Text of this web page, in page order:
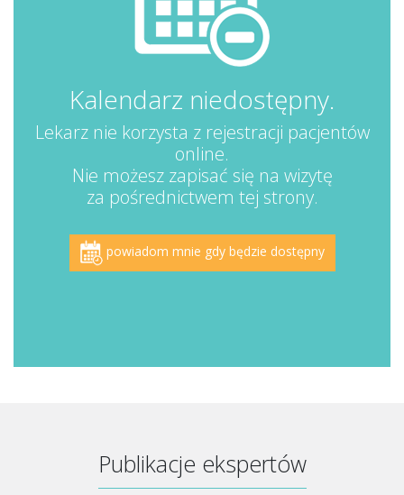
Kalendarz niedostępny.
Lekarz nie korzysta z rejestracji pacjentów
online.
Nie możesz zapisać się na wizytę
za pośrednictwem tej strony.
powiadom mnie gdy będzie dostępny
Publikacje ekspertów